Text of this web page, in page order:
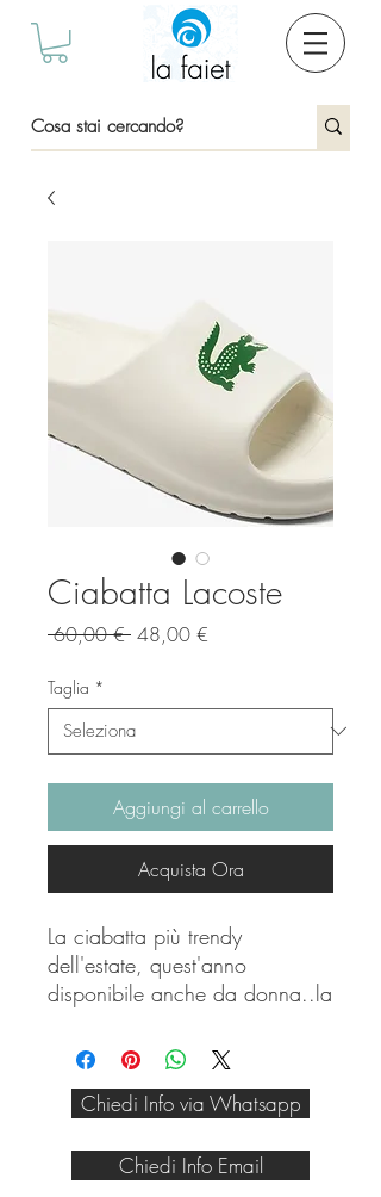
Ciabatta Lacoste
60,00 € Prezzo
48,00 €
Taglia *
Aggiungi al carrello
Acquista Ora
La ciabatta più trendy
dell'estate, quest'anno
disponibile anche da donna..la
essere trendy mettici un
calzettone in spugna sotto.
Disponibile in bianco, nero e
Chiedi Info via Whatsapp
Chiedi Info Email